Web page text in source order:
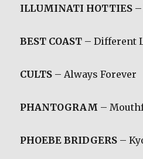
ILLUMINATI HOTTIES –
BEST COAST – Different
CULTS – Always Forever
PHANTOGRAM –
PHOEBE BRIDGERS –